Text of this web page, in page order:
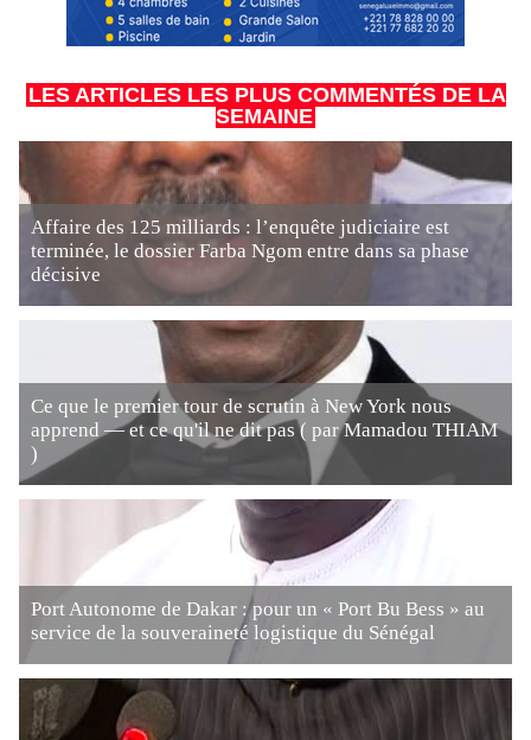
LES ARTICLES LES PLUS COMMENTÉS DE LA
SEMAINE
Affaire des 125 milliards : l’enquête judiciaire est
terminée, le dossier Farba Ngom entre dans sa phase
décisive
Ce que le premier tour de scrutin à New York nous
apprend — et ce qu'il ne dit pas ( par Mamadou THIAM
)
Port Autonome de Dakar : pour un « Port Bu Bess » au
service de la souveraineté logistique du Sénégal